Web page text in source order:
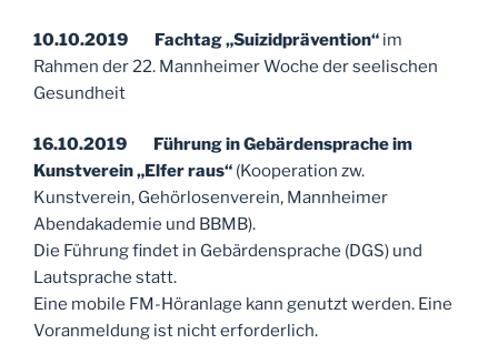
10.10.2019 Fachtag „Suizidprävention“ im
Rahmen der 22. Mannheimer Woche der seelischen
Gesundheit
16.10.2019 Führung in Gebärdensprache im
Kunstverein „Elfer raus“ (Kooperation zw.
Kunstverein, Gehörlosenverein, Mannheimer
Abendakademie und BBMB).
Die Führung findet in Gebärdensprache (DGS) und
Lautsprache statt.
Eine mobile FM-Höranlage kann genutzt werden. Eine
Voranmeldung ist nicht erforderlich.